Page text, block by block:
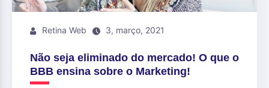
Retina Web 3, março, 2021
Não seja eliminado do mercado! O que o
BBB ensina sobre o Marketing!